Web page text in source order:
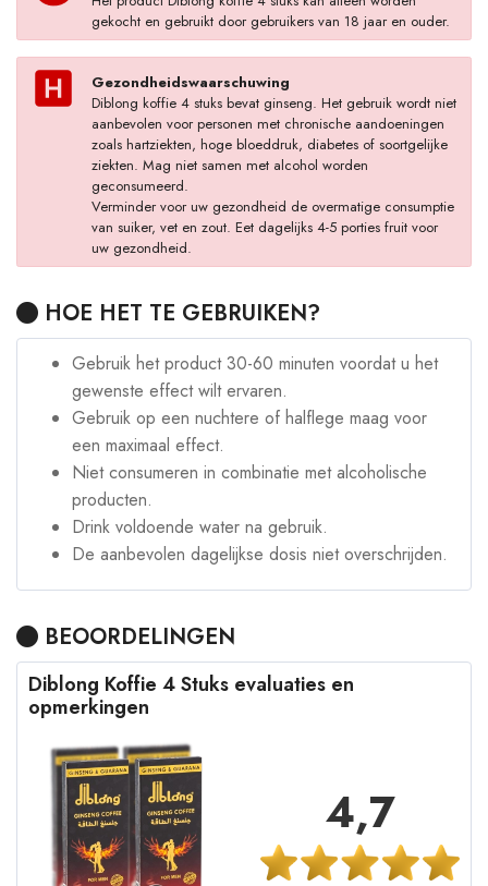
gekocht en gebruikt door gebruikers van 18 jaar en ouder.
Gezondheidswaarschuwing
Diblong koffie 4 stuks bevat ginseng. Het gebruik wordt niet
aanbevolen voor personen met chronische aandoeningen
zoals hartziekten, hoge bloeddruk, diabetes of soortgelijke
ziekten. Mag niet samen met alcohol worden
geconsumeerd.
Verminder voor uw gezondheid de overmatige consumptie
van suiker, vet en zout. Eet dagelijks 4-5 porties fruit voor
uw gezondheid.
HOE HET TE GEBRUIKEN?
Gebruik het product 30-60 minuten voordat u het
gewenste effect wilt ervaren.
Gebruik op een nuchtere of halflege maag voor
een maximaal effect.
Niet consumeren in combinatie met alcoholische
producten.
Drink voldoende water na gebruik.
De aanbevolen dagelijkse dosis niet overschrijden.
BEOORDELINGEN
Diblong Koffie 4 Stuks evaluaties en
opmerkingen
4,7